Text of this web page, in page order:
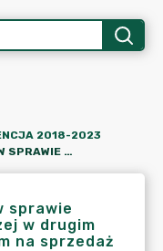
2018-2023
ZARZĄDZENIE NR 318/2021 W SPRAWIE OBNIŻENIA CENY WYWOŁAWCZEJ W DRUGIM PRZETARGU NIEOGRANICZONYM NA SPRZEDAŻ NIERUCHOMOŚCI
sprawie
w drugim
na sprzedaż